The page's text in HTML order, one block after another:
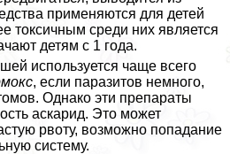
применяются для детей
токсичным среди них является
детям с 1 года.
используется чаще всего
, если паразитов немного,
Однако эти препараты
аскарид. Это может
рвоту, возможно попадание
систему.